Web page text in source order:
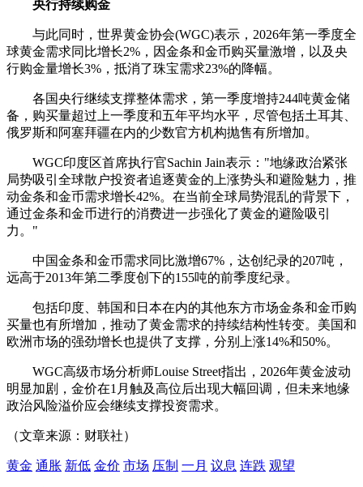
央行持续购金
与此同时，世界黄金协会(WGC)表示，2026年第一季度全
球黄金需求同比增长2%，因金条和金币购买量激增，以及央
行购金量增长3%，抵消了珠宝需求23%的降幅。
各国央行继续支撑整体需求，第一季度增持244吨黄金储
备，购买量超过上一季度和五年平均水平，尽管包括土耳其、
俄罗斯和阿塞拜疆在内的少数官方机构抛售有所增加。
WGC印度区首席执行官Sachin Jain表示："地缘政治紧张
局势吸引全球散户投资者追逐黄金的上涨势头和避险魅力，推
动金条和金币需求增长42%。在当前全球局势混乱的背景下，
通过金条和金币进行的消费进一步强化了黄金的避险吸引
力。"
中国金条和金币需求同比激增67%，达创纪录的207吨，
远高于2013年第二季度创下的155吨的前季度纪录。
包括印度、韩国和日本在内的其他东方市场金条和金币购
买量也有所增加，推动了黄金需求的持续结构性转变。美国和
欧洲市场的强劲增长也提供了支撑，分别上涨14%和50%。
WGC高级市场分析师Louise Street指出，2026年黄金波动
明显加剧，金价在1月触及高位后出现大幅回调，但未来地缘
政治风险溢价应会继续支撑投资需求。
（文章来源：财联社）
黄金 通胀 新低 金价 市场 压制 一月 议息 连跌 观望